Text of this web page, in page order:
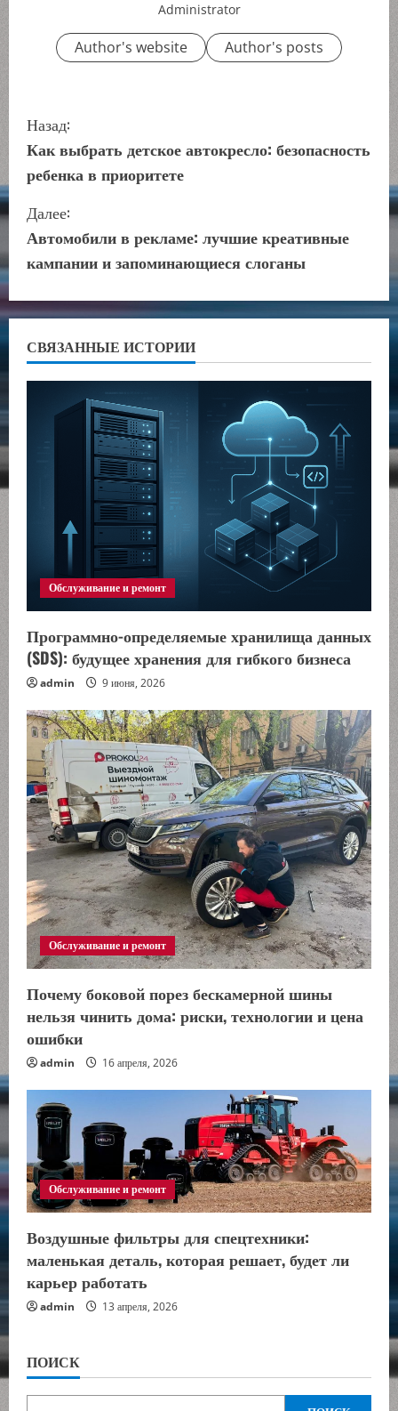
Administrator
Author's website Author's posts
П
р
о
д
о
л
ж
и
н
и
е
Назад:
Как выбрать детское автокресло: безопасность
ребенка в приоритете
Далее:
Автомобили в рекламе: лучшие креативные
кампании и запоминающиеся слоганы
СВЯЗАННЫЕ ИСТОРИИ
Обслуживание и ремонт
Программно-определяемые хранилища данных
(SDS): будущее хранения для гибкого бизнеса
admin 9 июня, 2026
Обслуживание и ремонт
Почему боковой порез бескамерной шины
нельзя чинить дома: риски, технологии и цена
ошибки
admin 16 апреля, 2026
Обслуживание и ремонт
Воздушные фильтры для спецтехники:
маленькая деталь, которая решает, будет ли
карьер работать
admin 13 апреля, 2026
ПОИСК